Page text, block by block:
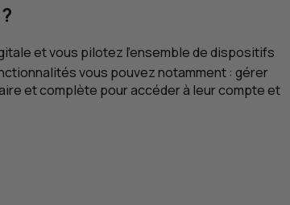
et vous pilotez l’ensemble de dispositifs
vous pouvez notamment : gérer
et complète pour accéder à leur compte et